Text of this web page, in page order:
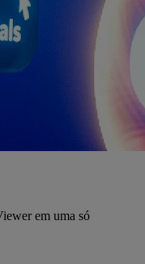
em uma só